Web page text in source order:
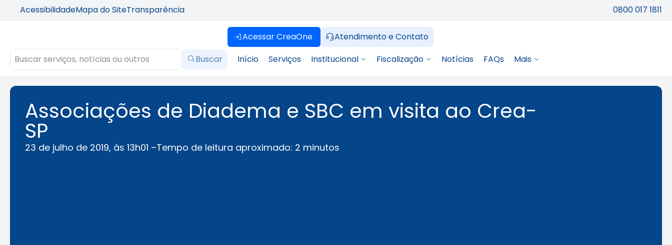
AcessibilidadeMapa do SiteTransparência 0800 017 1811
Acessar CreaOne
Atendimento e Contato
Buscar
Início Serviços Institucional Fiscalização Notícias FAQs Mais
Associações de Diadema e SBC em visita ao Crea-
SP
23 de julho de 2019, às 13h01 –Tempo de leitura aproximado: 2 minutos